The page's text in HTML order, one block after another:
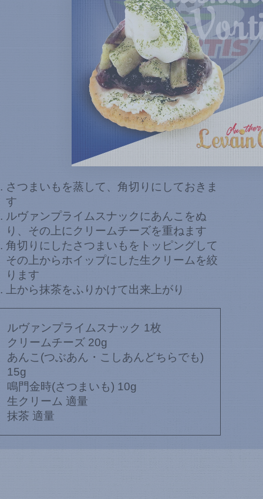
さつまいもを蒸して、角切りにしておきま
す
ルヴァンプライムスナックにあんこをぬ
り、その上にクリームチーズを重ねます
角切りにしたさつまいもをトッピングして
その上からホイップにした生クリームを絞
ります
上から抹茶をふりかけて出来上がり
ルヴァンプライムスナック 1枚
クリームチーズ 20g
あんこ(つぶあん・こしあんどちらでも)
15g
鳴門金時(さつまいも) 10g
生クリーム 適量
抹茶 適量